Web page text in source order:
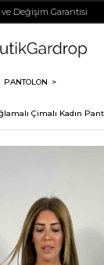
+12 Taksit
PANTOLON
Çimalı Kadın
% 15